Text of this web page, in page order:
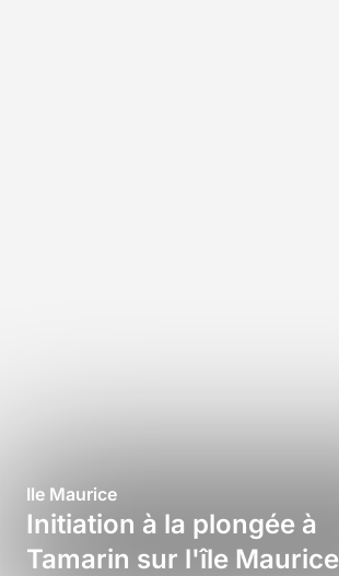
Ile Maurice
Initiation à la plongée à
Tamarin sur l'île Maurice